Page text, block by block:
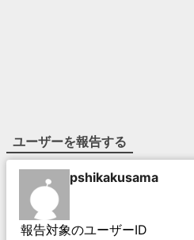
ユーザーを報告する
pshikakusama
報告対象のユーザーID